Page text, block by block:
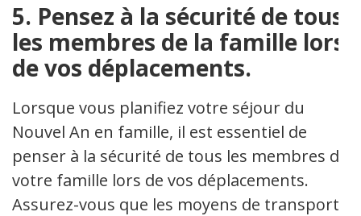
5. Pensez à la sécurité de tous
les membres de la famille lors
de vos déplacements.
Lorsque vous planifiez votre séjour du
Nouvel An en famille, il est essentiel de
penser à la sécurité de tous les membres de
votre famille lors de vos déplacements.
Assurez-vous que les moyens de transport